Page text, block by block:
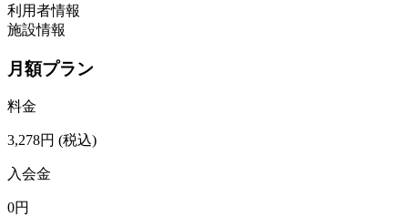
利用者情報
施設情報
月額プラン
料金
3,278円 (税込)
入会金
0円